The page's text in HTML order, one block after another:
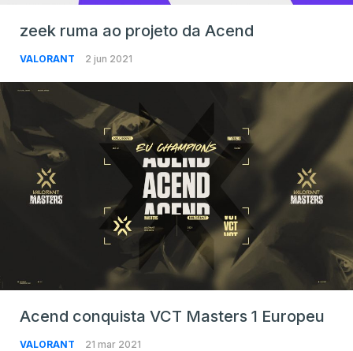
zeek ruma ao projeto da Acend
VALORANT 2 jun 2021
Acend conquista VCT Masters 1 Europeu
VALORANT 21 mar 2021